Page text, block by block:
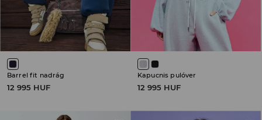
Barrel fit nadrág
12 995 HUF
Kapucnis pulóver
12 995 HUF